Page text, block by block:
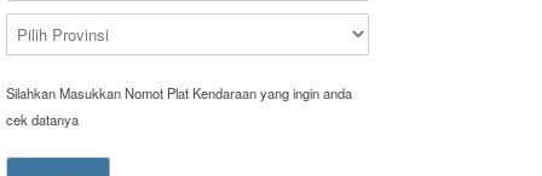
Silahkan Masukkan Nomot Plat Kendaraan yang ingin anda
cek datanya